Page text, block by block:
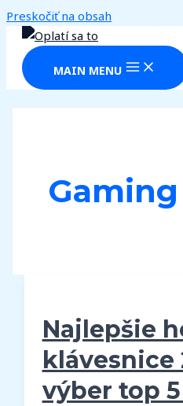
Preskočiť na obsah
MAIN MENU
Gaming
Najlepšie
klávesnice
výber top